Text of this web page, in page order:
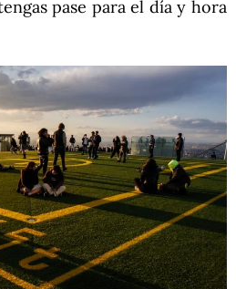
pase para el día y hora